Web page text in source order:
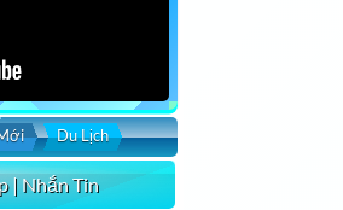
Du Lịch
| Nhắn Tin